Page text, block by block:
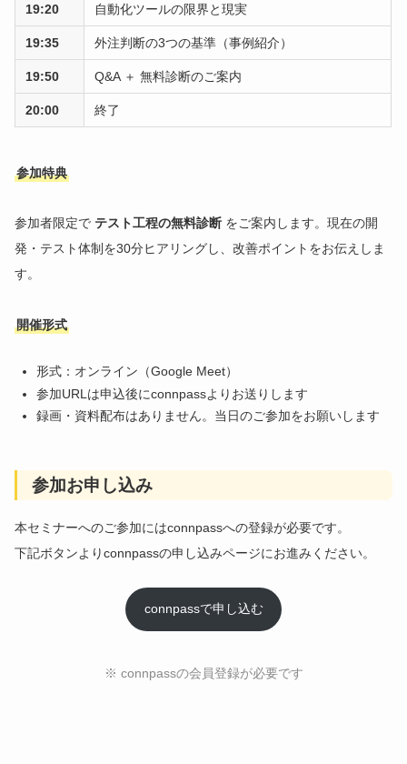
19:20 自動化ツールの限界と現実
19:35 外注判断の3つの基準（事例紹介）
19:50 Q&A ＋ 無料診断のご案内
20:00 終了
参加特典
参加者限定で テスト工程の無料診断 をご案内します。現在の開
発・テスト体制を30分ヒアリングし、改善ポイントをお伝えしま
す。
開催形式
形式：オンライン（Google Meet）
参加URLは申込後にconnpassよりお送りします
録画・資料配布はありません。当日のご参加をお願いします
参加お申し込み
本セミナーへのご参加にはconnpassへの登録が必要です。
下記ボタンよりconnpassの申し込みページにお進みください。
connpassで申し込む
※ connpassの会員登録が必要です